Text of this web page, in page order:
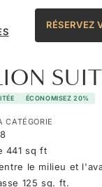
RÉSERVEZ
ÉCONOMISEZ 20%
CATÉGORIE
441 sq ft
le milieu et
125 sq. ft.